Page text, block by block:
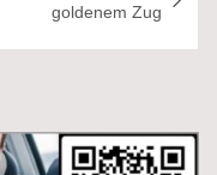
goldenem Zug